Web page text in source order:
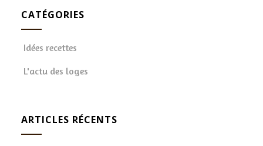
CATÉGORIES
Idées recettes
L'actu des loges
ARTICLES RÉCENTS